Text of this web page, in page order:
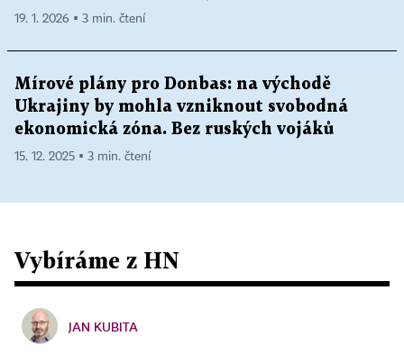
19. 1. 2026 ▪ 3 min. čtení
Mírové plány pro Donbas: na východě
Ukrajiny by mohla vzniknout svobodná
ekonomická zóna. Bez ruských vojáků
15. 12. 2025 ▪ 3 min. čtení
Vybíráme z HN
JAN KUBITA